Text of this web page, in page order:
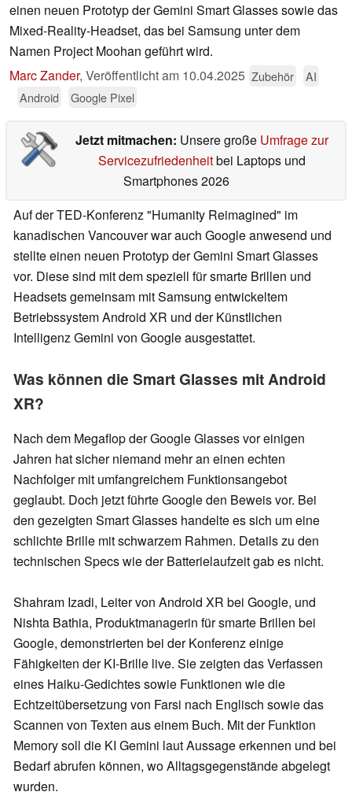
einen neuen Prototyp der Gemini Smart Glasses sowie das
Mixed-Reality-Headset, das bei Samsung unter dem
Namen Project Moohan geführt wird.
Marc Zander, Veröffentlicht am 10.04.2025 Zubehör
AI
Android
Google Pixel
Jetzt mitmachen: Unsere große Umfrage zur
Servicezufriedenheitbei Laptops und
Smartphones 2026
Auf der TED-Konferenz "Humanity Reimagined" im
kanadischen Vancouver war auch Google anwesend und
stellte einen neuen Prototyp der Gemini Smart Glasses
vor. Diese sind mit dem speziell für smarte Brillen und
Headsets gemeinsam mit Samsung entwickeltem
Betriebssystem Android XR und der Künstlichen
Intelligenz Gemini von Google ausgestattet.
Was können die Smart Glasses mit Android
XR?
Nach dem Megaflop der Google Glasses vor einigen
Jahren hat sicher niemand mehr an einen echten
Nachfolger mit umfangreichem Funktionsangebot
geglaubt. Doch jetzt führte Google den Beweis vor. Bei
den gezeigten Smart Glasses handelte es sich um eine
schlichte Brille mit schwarzem Rahmen. Details zu den
technischen Specs wie der Batterielaufzeit gab es nicht.
Shahram Izadi, Leiter von Android XR bei Google, und
Nishta Bathia, Produktmanagerin für smarte Brillen bei
Google, demonstrierten bei der Konferenz einige
Fähigkeiten der KI-Brille live. Sie zeigten das Verfassen
eines Haiku-Gedichtes sowie Funktionen wie die
Echtzeitübersetzung von Farsi nach Englisch sowie das
Scannen von Texten aus einem Buch. Mit der Funktion
Memory soll die KI Gemini laut Aussage erkennen und bei
Bedarf abrufen können, wo Alltagsgegenstände abgelegt
wurden.